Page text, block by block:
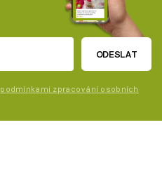
ODESLAT
podmínkami zpracování osobních